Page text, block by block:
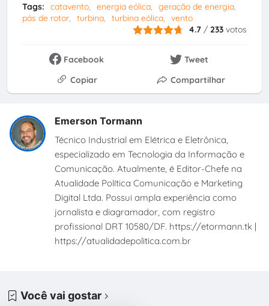
Tags: catavento energia eólica
geração de energia
pás de rotor
turbina turbina eólica
vento
4.7 /233 votos
Facebook
Tweet
Copiar
Compartilhar
Emerson Tormann
Técnico Industrial em Elétrica e Eletrônica,
especializado em Tecnologia da Informação e
Comunicação. Atualmente, é Editor-Chefe na
Atualidade Política Comunicação e Marketing
Digital Ltda. Possui ampla experiência como
jornalista e diagramador, com registro
profissional DRT 10580/DF. https://etormann.tk |
https://atualidadepolitica.com.br
Você vai gostar